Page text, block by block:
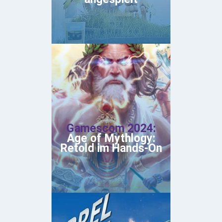
Gamescom 2024:
Age of Mythlogy:
Retold im Hands-On